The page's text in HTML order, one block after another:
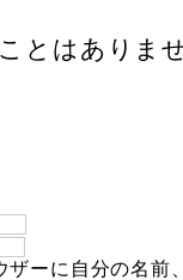
とはありま
ーに自分の名前